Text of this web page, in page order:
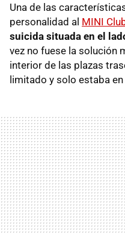
Una de las
personalidad al MINI
suicida situada en el
vez no fuese la solución
interior de las plazas
limitado y solo estaba